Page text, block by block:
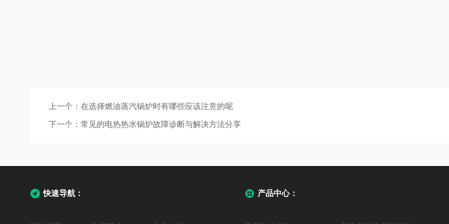
上一个： 在选择燃油蒸汽锅炉时有哪些应该注意的呢
下一个： 常见的电热热水锅炉故障诊断与解决方法分享
快速导航： 产品中心：